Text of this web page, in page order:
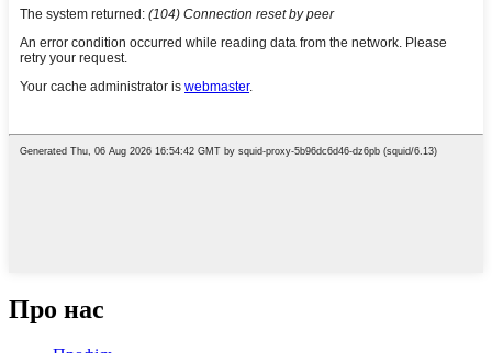
Про нас